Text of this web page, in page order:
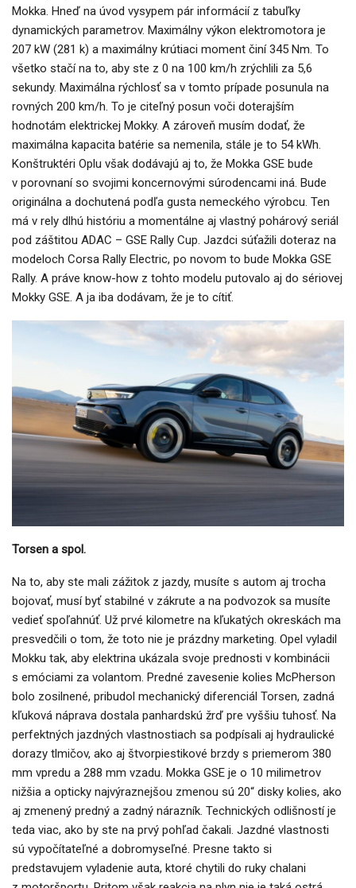
Mokka. Hneď na úvod vysypem pár informácií z tabuľky
dynamických parametrov. Maximálny výkon elektromotora je
207 kW (281 k) a maximálny krútiaci moment činí 345 Nm. To
všetko stačí na to, aby ste z 0 na 100 km/h zrýchlili za 5,6
sekundy. Maximálna rýchlosť sa v tomto prípade posunula na
rovných 200 km/h. To je citeľný posun voči doterajším
hodnotám elektrickej Mokky. A zároveň musím dodať, že
maximálna kapacita batérie sa nemenila, stále je to 54 kWh.
Konštruktéri Oplu však dodávajú aj to, že Mokka GSE bude
v porovnaní so svojimi koncernovými súrodencami iná. Bude
originálna a dochutená podľa gusta nemeckého výrobcu. Ten
má v rely dlhú históriu a momentálne aj vlastný pohárový seriál
pod záštitou ADAC – GSE Rally Cup. Jazdci súťažili doteraz na
modeloch Corsa Rally Electric, po novom to bude Mokka GSE
Rally. A práve know-how z tohto modelu putovalo aj do sériovej
Mokky GSE. A ja iba dodávam, že je to cítiť.
Torsen a spol.
Na to, aby ste mali zážitok z jazdy, musíte s autom aj trocha
bojovať, musí byť stabilné v zákrute a na podvozok sa musíte
vedieť spoľahnúť. Už prvé kilometre na kľukatých okreskách ma
presvedčili o tom, že toto nie je prázdny marketing. Opel vyladil
Mokku tak, aby elektrina ukázala svoje prednosti v kombinácii
s emóciami za volantom. Predné zavesenie kolies McPherson
bolo zosilnené, pribudol mechanický diferenciál Torsen, zadná
kľuková náprava dostala panhardskú žrď pre vyššiu tuhosť. Na
perfektných jazdných vlastnostiach sa podpísali aj hydraulické
dorazy tlmičov, ako aj štvorpiestikové brzdy s priemerom 380
mm vpredu a 288 mm vzadu. Mokka GSE je o 10 milimetrov
nižšia a opticky najvýraznejšou zmenou sú 20“ disky kolies, ako
aj zmenený predný a zadný nárazník. Technických odlišností je
teda viac, ako by ste na prvý pohľad čakali. Jazdné vlastnosti
sú vypočítateľné a dobromyseľné. Presne takto si
predstavujem vyladenie auta, ktoré chytili do ruky chalani